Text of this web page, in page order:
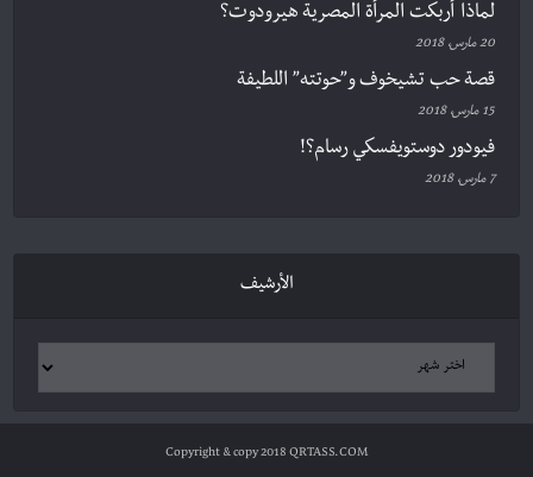
لماذا أربكت المرأة المصرية هيرودوت؟
20 مارس، 2018
قصة حب تشيخوف و”حوتته” اللطيفة
15 مارس، 2018
فيودور دوستويفسكي رسام؟!
7 مارس، 2018
الأرشيف
Copyright & copy 2018 QRTASS.COM